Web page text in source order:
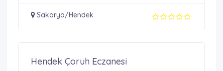
Sakarya/Hendek
Hendek Çoruh Eczanesi